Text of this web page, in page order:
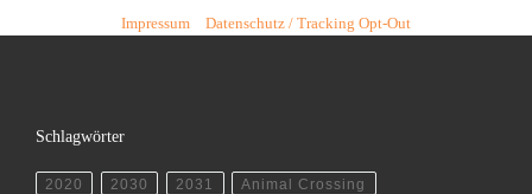
Impressum Datenschutz / Tracking Opt-Out
Schlagwörter
2020 2030 2031 Animal Crossing